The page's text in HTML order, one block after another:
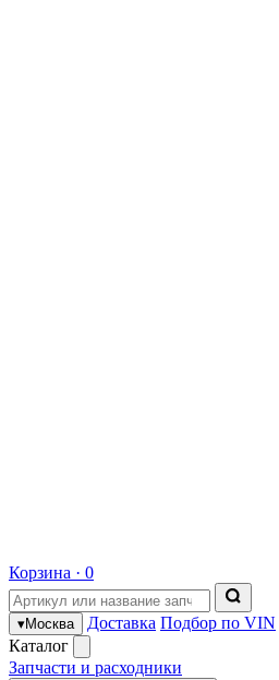
Корзина · 0
▾Москва Доставка Подбор по VIN
Каталог
Запчасти и расходники